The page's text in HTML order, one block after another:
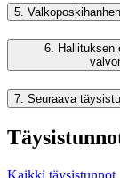
5.
6. Hallituksen
7. Seuraava
Kaikki täysistunnot